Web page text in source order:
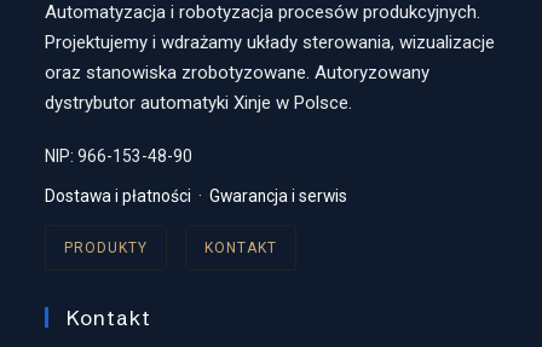
Automatyzacja i robotyzacja procesów produkcyjnych.
Projektujemy i wdrażamy układy sterowania, wizualizacje
oraz stanowiska zrobotyzowane. Autoryzowany
dystrybutor automatyki Xinje w Polsce.
NIP: 966-153-48-90
Dostawa i płatności ·Gwarancja i serwis
PRODUKTY KONTAKT
Kontakt